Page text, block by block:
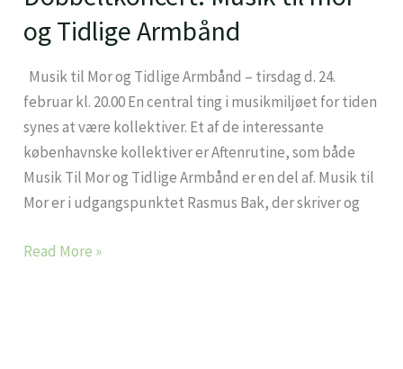
og Tidlige Armbånd
Musik til Mor og Tidlige Armbånd – tirsdag d. 24.
februar kl. 20.00 En central ting i musikmiljøet for tiden
synes at være kollektiver. Et af de interessante
københavnske kollektiver er Aftenrutine, som både
Musik Til Mor og Tidlige Armbånd er en del af. Musik til
Mor er i udgangspunktet Rasmus Bak, der skriver og
til
og
Armbånd
Read More »